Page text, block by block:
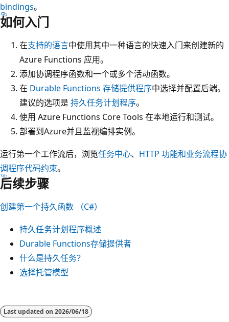
bindings。
如何入门
在支持的语言中使用其中一种语言的快速入门来创建新的
Azure Functions 应用。
添加协调程序函数和一个或多个活动函数。
在 Durable Functions 存储提供程序中选择并配置后端。
建议的选项是 持久任务计划程序。
使用 Azure Functions Core Tools 在本地运行和测试。
部署到Azure并且监视编排实例。
运行第一个工作流后，浏览任务中心、 HTTP 功能和业务流程协
调程序代码约束。
后续步骤
创建第一个持久函数 （C#）
持久任务计划程序概述
Durable Functions存储提供者
什么是持久任务？
选择托管模型
阅
读Last updated on 2026/06/18